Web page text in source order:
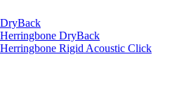
DryBack
Rigid Acoustic Click